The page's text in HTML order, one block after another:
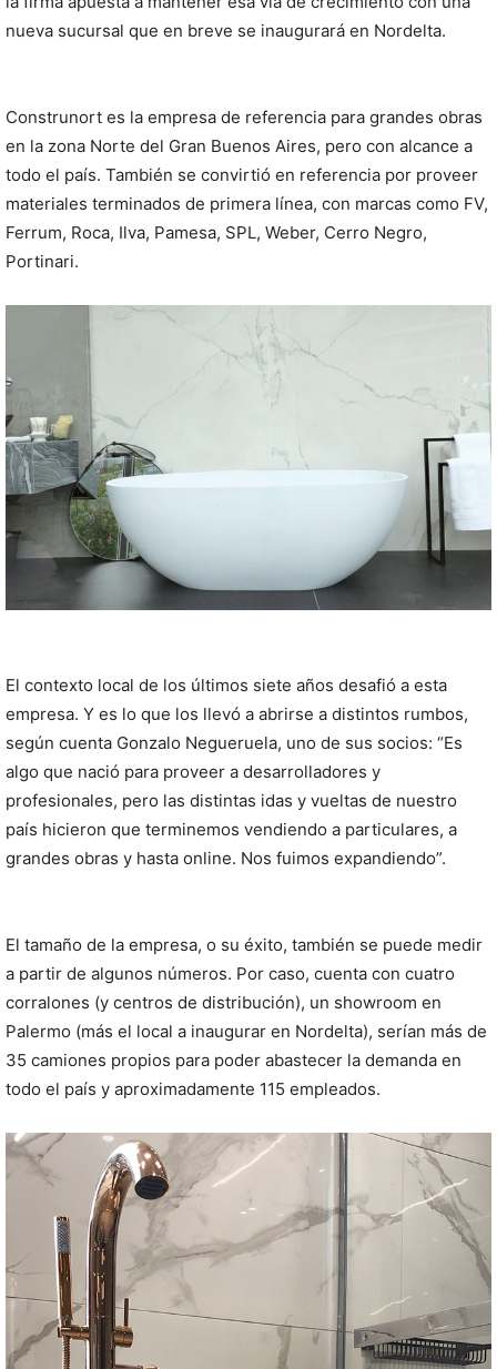
nueva sucursal que en breve se inaugurará en Nordelta.
Construnort es la empresa de referencia para grandes obras
en la zona Norte del Gran Buenos Aires, pero con alcance a
todo el país. También se convirtió en referencia por proveer
materiales terminados de primera línea, con marcas como FV,
Ferrum, Roca, Ilva, Pamesa, SPL, Weber, Cerro Negro,
Portinari.
El contexto local de los últimos siete años desafió a esta
empresa. Y es lo que los llevó a abrirse a distintos rumbos,
según cuenta Gonzalo Negueruela, uno de sus socios: “Es
algo que nació para proveer a desarrolladores y
profesionales, pero las distintas idas y vueltas de nuestro
país hicieron que terminemos vendiendo a particulares, a
grandes obras y hasta online. Nos fuimos expandiendo”.
El tamaño de la empresa, o su éxito, también se puede medir
a partir de algunos números. Por caso, cuenta con cuatro
corralones (y centros de distribución), un showroom en
Palermo (más el local a inaugurar en Nordelta), serían más de
35 camiones propios para poder abastecer la demanda en
todo el país y aproximadamente 115 empleados.